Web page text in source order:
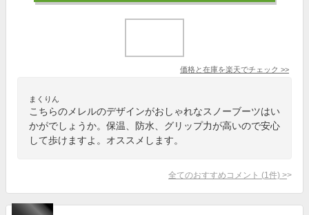
価格と在庫を楽天でチェック >>
まくりん
こちらのメレルのデザインがおしゃれなスノーブーツはい
かがでしょうか。保温、防水、グリップ力が高いので安心
して歩けますよ。オススメします。
全てのおすすめコメント (1 件) >